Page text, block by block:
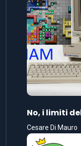
No, i limiti
Cesare Di Mauro